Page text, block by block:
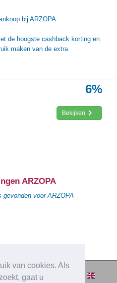
van cookies. Als
gaat u
bij ARZOPA.
de hoogste cashback korting en
maken van de extra
6%
Bekijken
ARZOPA
voor ARZOPA
-